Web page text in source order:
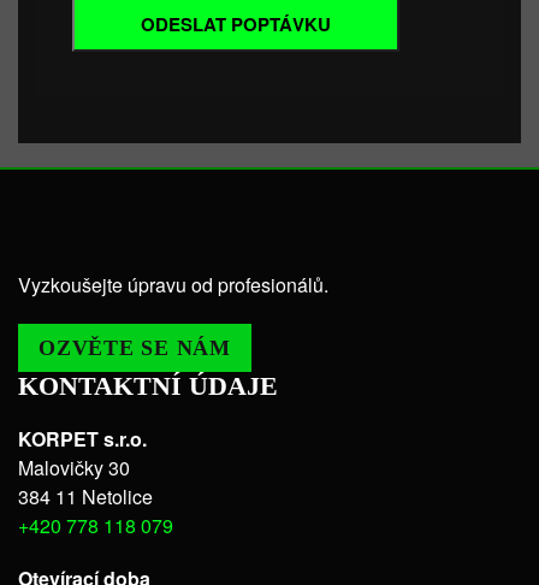
Vyzkoušejte úpravu od profesionálů.
OZVĚTE SE NÁM
KONTAKTNÍ ÚDAJE
KORPET s.r.o.
Malovičky 30
384 11 Netolice
+420 778 118 079
Otevírací doba